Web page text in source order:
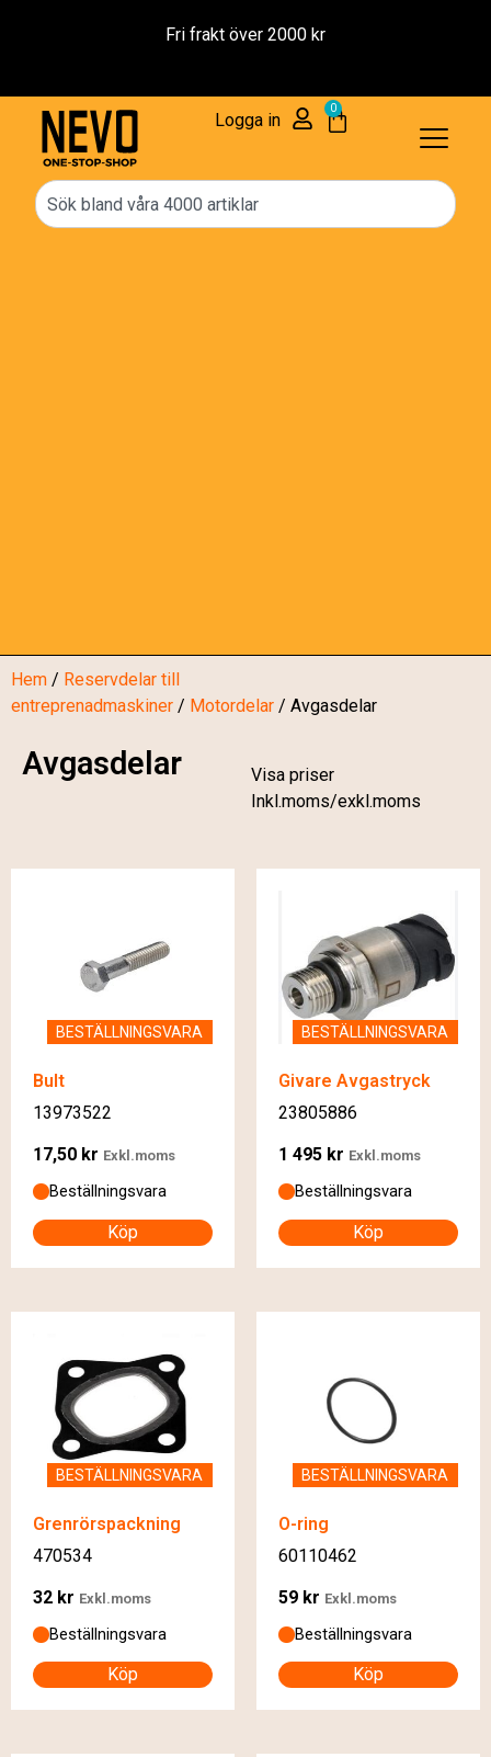
Reservdelar – 1 års Garanti
Logga in
0
Hem / Reservdelar till
entreprenadmaskiner / Motordelar / Avgasdelar
Avgasdelar
Visa priser
Inkl.moms/exkl.moms
BESTÄLLNINGSVARA
Bult
13973522
17,50 kr Exkl.moms
Beställningsvara
Köp
BESTÄLLNINGSVARA
Givare Avgastryck
23805886
1 495 kr Exkl.moms
Beställningsvara
Köp
BESTÄLLNINGSVARA
Grenrörspackning
470534
32 kr Exkl.moms
Beställningsvara
Köp
BESTÄLLNINGSVARA
O-ring
60110462
59 kr Exkl.moms
Beställningsvara
Köp